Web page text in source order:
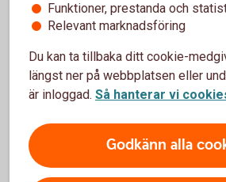
Funktioner, prestanda och
Relevant marknadsföring
Du kan ta tillbaka ditt cookie-
längst ner på webbplatsen eller
är inloggad. Så hanterar vi
Godkänn alla